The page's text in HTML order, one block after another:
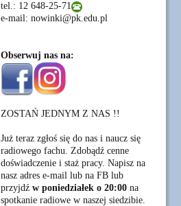
tel.: 12 648-25-71
e-mail: nowinki@pk.edu.pl
Obserwuj nas na:
ZOSTAŃ JEDNYM Z NAS !!
Już teraz zgłoś się do nas i naucz się
radiowego fachu. Zdobądź cenne
doświadczenie i staż pracy. Napisz na
nasz adres e-mail lub na FB lub
przyjdź w poniedziałek o 20:00na
spotkanie radiowe w naszej siedzibie.